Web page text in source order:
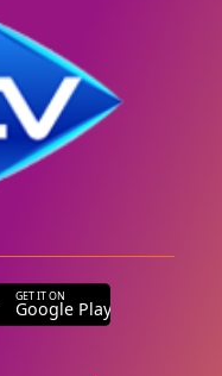
GET IT ON
Google Play